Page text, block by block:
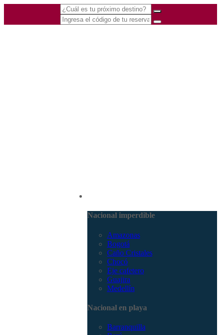
Nacional imperdible
Amazonas
Bogotá
Caño Cristales
Chocó
Eje cafetero
Guajira
Medellín
Nacional en playa
Barranquilla